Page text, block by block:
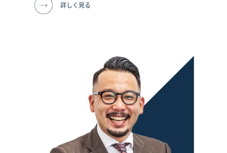
詳しく見る